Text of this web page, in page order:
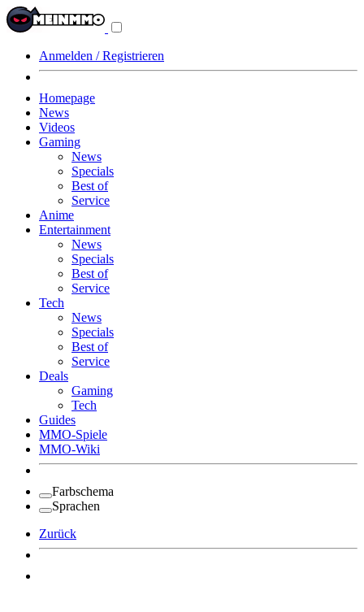
Anmelden / Registrieren
Homepage
News
Videos
Gaming
News
Specials
Best of
Service
Anime
Entertainment
News
Specials
Best of
Service
Tech
News
Specials
Best of
Service
Deals
Gaming
Tech
Guides
MMO-Spiele
MMO-Wiki
Farbschema
Sprachen
Zurück